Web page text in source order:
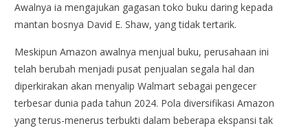
Awalnya ia mengajukan gagasan toko buku daring kepada
mantan bosnya David E. Shaw, yang tidak tertarik.
Meskipun Amazon awalnya menjual buku, perusahaan ini
telah berubah menjadi pusat penjualan segala hal dan
diperkirakan akan menyalip Walmart sebagai pengecer
terbesar dunia pada tahun 2024. Pola diversifikasi Amazon
yang terus-menerus terbukti dalam beberapa ekspansi tak